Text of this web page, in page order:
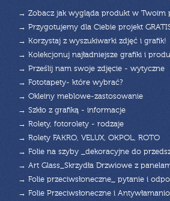
→ Zobacz jak wygląda produkt w Twoim
→ Przygotujemy dla Ciebie projekt
→ Korzystaj z wyszukiwarki zdjęć i grafik!
→ Kolekcjonuj najładniejsze grafiki i
→ Prześlij nam swoje zdjęcie - wytyczne
→ Fototapety- które wybrać?
→ Okleiny meblowe-zastosowanie
→ Szkło z grafiką - informacje
→ Rolety, fotorolety - rodzaje
→ Rolety FAKRO, VELUX, OKPOL, ROTO
→ Folie na szyby _dekoracyjne do
→ Art Glass_Skrzydła Drzwiowe z
→ Folie przeciwsłoneczne_ pytanie i
→ Folie Przeciwsłoneczne i